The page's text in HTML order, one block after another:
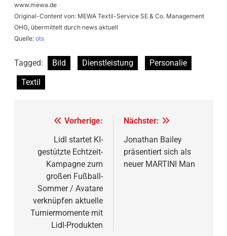
www.mewa.de
Original-Content von: MEWA Textil-Service SE & Co. Management
OHG, übermittelt durch news aktuell
Quelle: ots
Tagged: Bild Dienstleistung
Personalie
Textil
Beitragsnavigation
Vorherige:
Lidl startet KI-
gestützte Echtzeit-
Kampagne zum
großen Fußball-
Sommer / Avatare
verknüpfen aktuelle
Turniermomente mit
Lidl-Produkten
Nächster:
Jonathan Bailey
präsentiert sich als
neuer MARTINI Man